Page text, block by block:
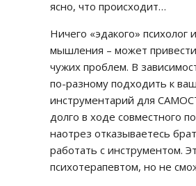
ясно, что происходит…
Ничего «эдакого»
мышления – может
чужих проблем. В
по-разному подходить к
инструментарий для
долго в ходе совместного
наотрез отказываетесь
работать с инструментом.
психотерапевтом, но не